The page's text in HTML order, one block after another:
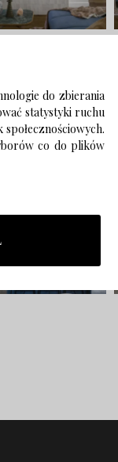
do zbierania
statystyki ruchu
co do plików